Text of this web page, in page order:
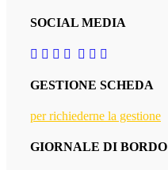
SOCIAL MEDIA
GESTIONE SCHEDA
per richiederne la gestione
GIORNALE DI BORDO